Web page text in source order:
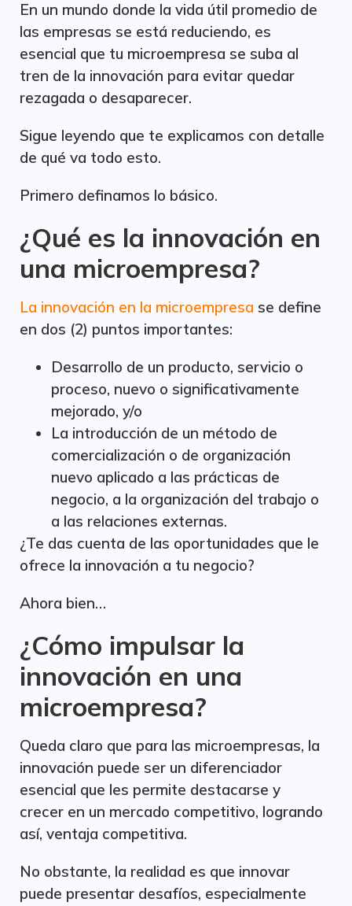
En un mundo donde la vida útil promedio de
las empresas se está reduciendo, es
esencial que tu microempresa se suba al
tren de la innovación para evitar quedar
rezagada o desaparecer.
Sigue leyendo que te explicamos con detalle
de qué va todo esto.
Primero definamos lo básico.
¿Qué es la innovación en
una microempresa?
La innovación en la microempresa se define
en dos (2) puntos importantes:
Desarrollo de un producto, servicio o
proceso, nuevo o significativamente
mejorado, y/o
La introducción de un método de
comercialización o de organización
nuevo aplicado a las prácticas de
negocio, a la organización del trabajo o
a las relaciones externas.
¿Te das cuenta de las oportunidades que le
ofrece la innovación a tu negocio?
Ahora bien…
¿Cómo impulsar la
innovación en una
microempresa?
Queda claro que para las microempresas, la
innovación puede ser un diferenciador
esencial que les permite destacarse y
crecer en un mercado competitivo, logrando
así, ventaja competitiva.
No obstante, la realidad es que innovar
puede presentar desafíos, especialmente